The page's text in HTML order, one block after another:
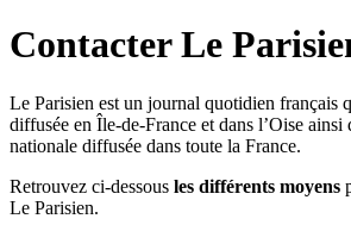
Contacter Le
Le Parisien est un journal quotidien français
diffusée en Île-de-France et dans l’Oise ainsi
nationale diffusée dans toute la France.
Retrouvez ci-dessous les différents moyens
Le Parisien.